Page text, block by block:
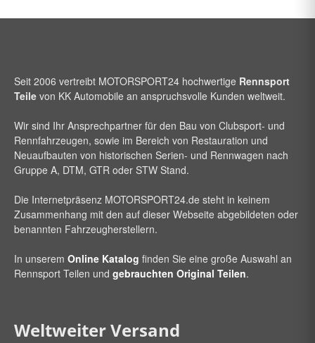
Seit 2006 vertreibt MOTORSPORT24 hochwertige Rennsport
Teile von KK Automobile an anspruchsvolle Kunden weltweit.
Wir sind Ihr Ansprechpartner für den Bau von Clubsport- und
Rennfahrzeugen, sowie im Bereich von Restauration und
Neuaufbauten von historischen Serien- und Rennwagen nach
Gruppe A, DTM, GTR oder STW Stand.
Die Internetpräsenz MOTORSPORT24.de steht in keinem
Zusammenhang mit den auf dieser Webseite abgebildeten oder
benannten Fahrzeugherstellern.
In unserem Online Katalog finden Sie eine große Auswahl an
Rennsport Teilen und gebrauchten Original Teilen.
Weltweiter Versand